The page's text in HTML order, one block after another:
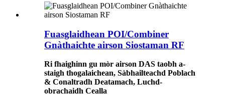
Fuasglaidhean POI/Combiner
Gnàthaichte airson Siostaman RF
Ri fhaighinn gu mòr airson DAS taobh a-
staigh thogalaichean, Sàbhailteachd Poblach
& Conaltradh Deatamach, Luchd-
obrachaidh Cealla